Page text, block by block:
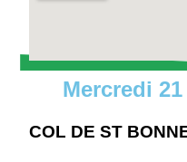
Mercredi
COL DE ST